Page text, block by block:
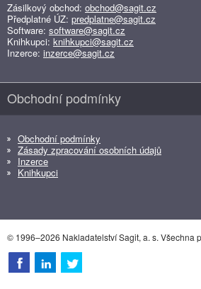
Zásilkový obchod: obchod@sagit.cz
Předplatné ÚZ: predplatne@sagit.cz
Software: software@sagit.cz
Knihkupci: knihkupci@sagit.cz
Inzerce: inzerce@sagit.cz
Obchodní podmínky
Obchodní podmínky
Zásady zpracování osobních údajů
Inzerce
Knihkupci
© 1996–2026 Nakladatelství Sagit, a. s. Všechna